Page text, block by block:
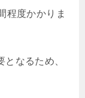
程度かかりま
なるため、